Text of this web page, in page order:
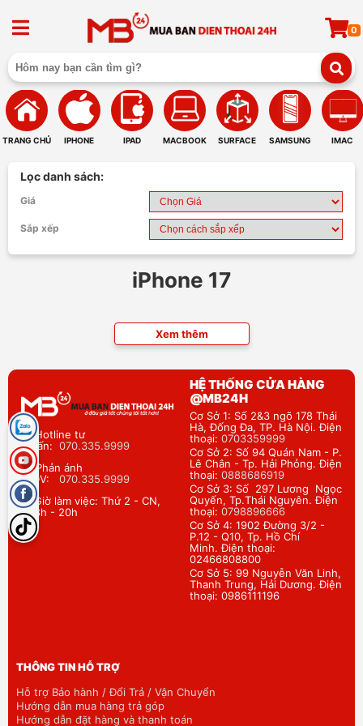
0
TRANG CHỦ IPHONE IPAD MACBOOK SURFACE SAMSUNG IMAC
Lọc danh sách:
Giá
Sắp xếp
iPhone 17
Xem thêm
Hotline tư
vấn: 070.335.9999
Phản ánh
DV: 070.335.9999
Giờ làm việc: Thứ 2 - CN,
8h - 20h
HỆ THỐNG CỬA HÀNG
@MB24H
Cơ Sở 1: Số 2&3 ngõ 178 Thái
Hà, Đống Đa, TP. Hà Nội. Điện
thoại: 0703359999
Cơ Sở 2: Số 94 Quán Nam - P.
Lê Chân - Tp. Hải Phỏng. Điện
thoại: 0888686919
Cơ Sở 3: Số 297 Lương Ngọc
Quyến, Tp.Thái Nguyên. Điện
thoại: 0798896666
Cơ Sở 4: 1902 Đường 3/2 -
P.12 - Q10, Tp. Hồ Chí
Minh. Điện thoại:
02466808800
Cơ Sở 5: 99 Nguyễn Văn Linh,
Thanh Trung, Hải Dương. Điện
thoại: 0986111196
THÔNG TIN HỖ TRỢ
Hỗ trợ Bảo hành / Đổi Trả / Vận Chuyển
Hướng dẫn mua hàng trả góp
Hướng dẫn đặt hàng và thanh toán